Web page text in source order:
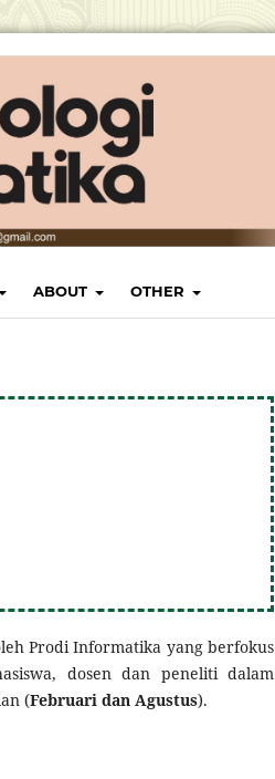
ABOUT OTHER
Prodi Informatika yang berfokus
dosen dan peneliti dalam
(Februari dan Agustus).